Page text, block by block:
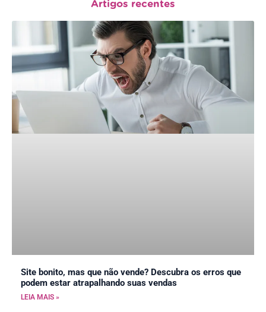
Artigos recentes
Site bonito, mas que não vende? Descubra os erros que
podem estar atrapalhando suas vendas
LEIA MAIS »